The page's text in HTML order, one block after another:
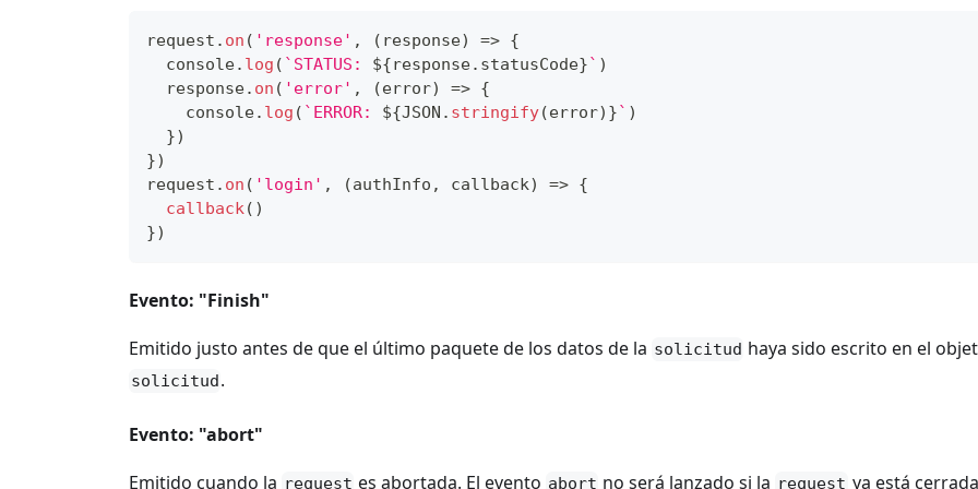
request . on ( 'response' , ( response) => {
console. log ( ` STATUS: ${response. statusCode}` )
  response
. on ( 'error' , (error) => {
console. log ( ` ERROR: ${JSON . stringify(error) }` )
})
})
request . on ( 'login' , (authInfo , callback) => {
callback( )
})
Evento: "Finish"
Emitido justo antes de que el último paquete de los datos de la solicitud haya sido escrito en el
solicitud.
Evento: "abort"
Emitido cuando la request es abortada. El evento abort no será lanzado si la request ya está